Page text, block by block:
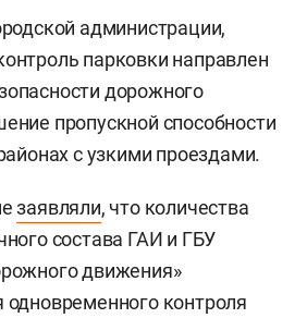
администрации,
парковки направлен
дорожного
пропускной способности
с узкими проездами.
заявляли, что количества
состава ГАИ и ГБУ
движения»
одновременного контроля